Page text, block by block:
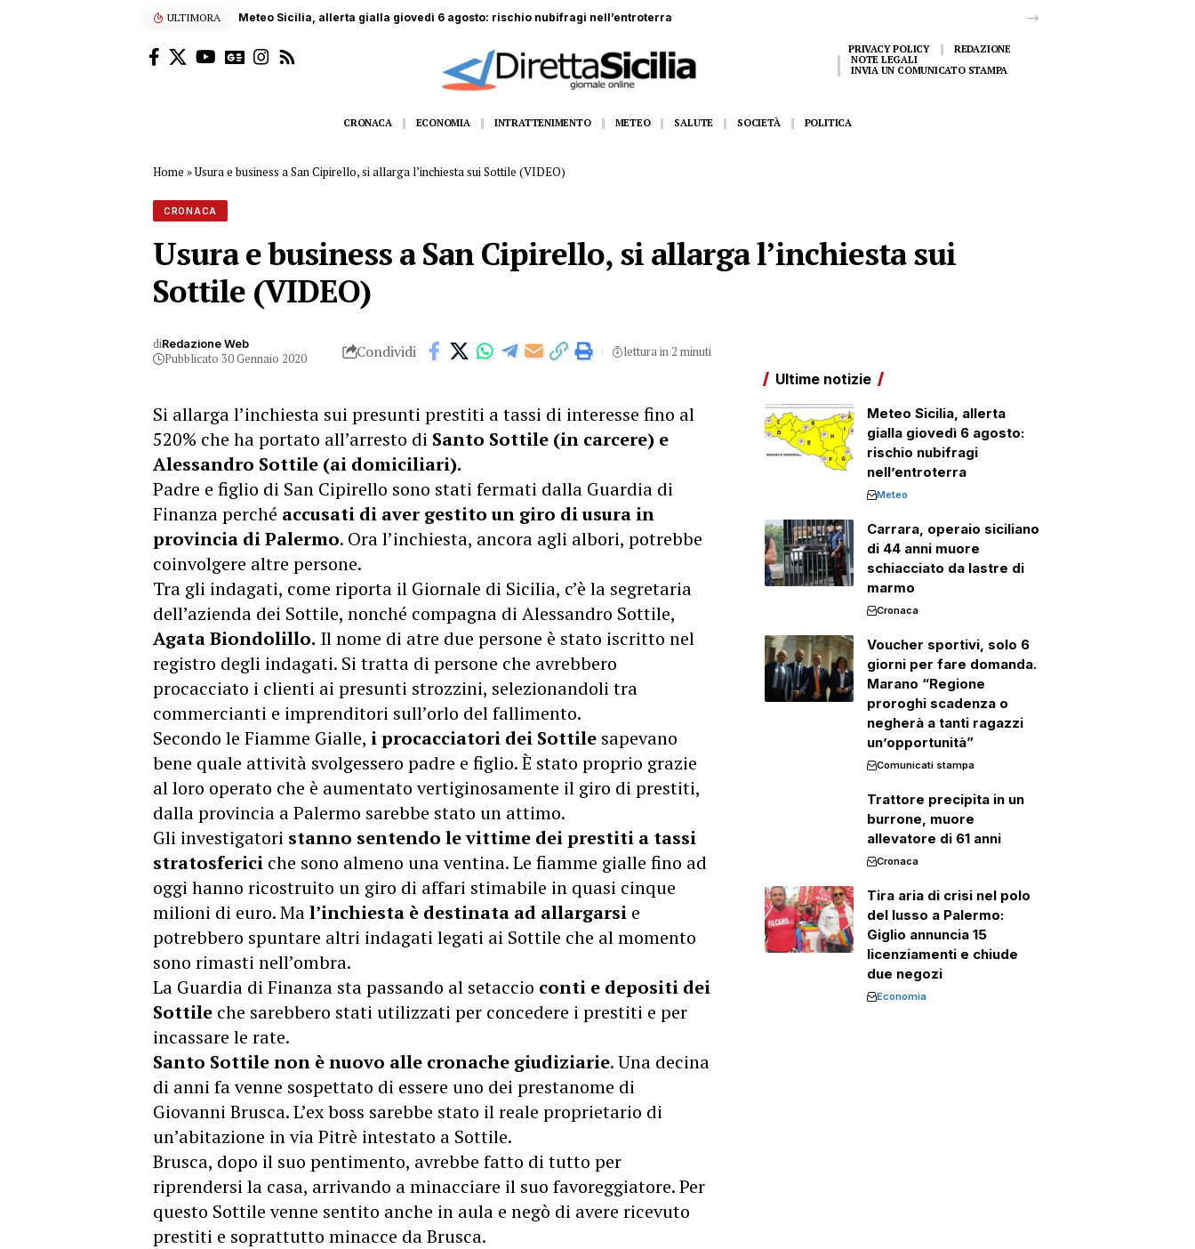
ULTIMORA Meteo Sicilia, allerta gialla giovedì 6 agosto: rischio nubifragi nell’entroterra
PRIVACY POLICY
REDAZIONE
NOTE LEGALI
INVIA UN COMUNICATO STAMPA
CRONACA ECONOMIA INTRATTENIMENTO METEO SALUTE SOCIETÀ POLITICA
Home »Usura e business a San Cipirello, si allarga l’inchiesta sui Sottile (VIDEO)
CRONACA
Usura e business a San Cipirello, si allarga l’inchiesta sui
Sottile (VIDEO)
diRedazione Web
Pubblicato 30 Gennaio 2020 Condividi lettura in 2 minuti
Si allarga l’inchiesta sui presunti prestiti a tassi di interesse fino al
520% che ha portato all’arresto di Santo Sottile (in carcere) e
Alessandro Sottile (ai domiciliari).
Padre e figlio di San Cipirello sono stati fermati dalla Guardia di
Finanza perché accusati di aver gestito un giro di usura in
provincia di Palermo. Ora l’inchiesta, ancora agli albori, potrebbe
coinvolgere altre persone.
Tra gli indagati, come riporta il Giornale di Sicilia, c’è la segretaria
dell’azienda dei Sottile, nonché compagna di Alessandro Sottile,
Agata Biondolillo. Il nome di atre due persone è stato iscritto nel
registro degli indagati. Si tratta di persone che avrebbero
procacciato i clienti ai presunti strozzini, selezionandoli tra
commercianti e imprenditori sull’orlo del fallimento.
Secondo le Fiamme Gialle, i procacciatori dei Sottile sapevano
bene quale attività svolgessero padre e figlio. È stato proprio grazie
al loro operato che è aumentato vertiginosamente il giro di prestiti,
dalla provincia a Palermo sarebbe stato un attimo.
Gli investigatori stanno sentendo le vittime dei prestiti a tassi
stratosferici che sono almeno una ventina. Le fiamme gialle fino ad
oggi hanno ricostruito un giro di affari stimabile in quasi cinque
milioni di euro. Mal’inchiesta è destinata ad allargarsi e
potrebbero spuntare altri indagati legati ai Sottile che al momento
sono rimasti nell’ombra.
La Guardia di Finanza sta passando al setaccio conti e depositi dei
Sottile che sarebbero stati utilizzati per concedere i prestiti e per
incassare le rate.
Santo Sottile non è nuovo alle cronache giudiziarie. Una decina
di anni fa venne sospettato di essere uno dei prestanome di
Giovanni Brusca. L’ex boss sarebbe stato il reale proprietario di
un’abitazione in via Pitrè intestato a Sottile.
Brusca, dopo il suo pentimento, avrebbe fatto di tutto per
riprendersi la casa, arrivando a minacciare il suo favoreggiatore. Per
questo Sottile venne sentito anche in aula e negò di avere ricevuto
prestiti e soprattutto minacce da Brusca.
Ultime notizie
Meteo Sicilia, allerta
gialla giovedì 6 agosto:
rischio nubifragi
nell’entroterra
Meteo
Carrara, operaio siciliano
di 44 anni muore
schiacciato da lastre di
marmo
Cronaca
Voucher sportivi, solo 6
giorni per fare domanda.
Marano “Regione
proroghi scadenza o
negherà a tanti ragazzi
un’opportunità”
Comunicati stampa
Trattore precipita in un
burrone, muore
allevatore di 61 anni
Cronaca
Tira aria di crisi nel polo
del lusso a Palermo:
Giglio annuncia 15
licenziamenti e chiude
due negozi
Economia